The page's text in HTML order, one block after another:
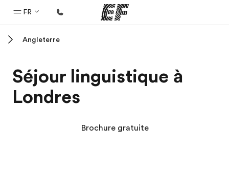
FR
Programmes
Nos offres
Angleterre
Séjour linguistique à
Londres
Brochure gratuite